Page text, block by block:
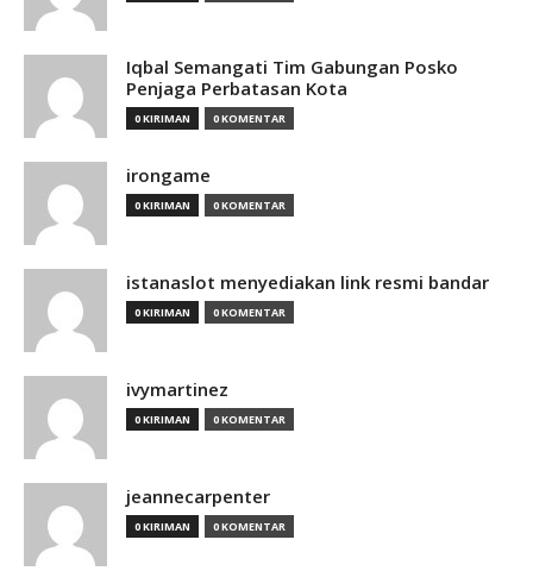
Iqbal Semangati Tim Gabungan Posko
Penjaga Perbatasan Kota
0 KIRIMAN 0 KOMENTAR
irongame
0 KIRIMAN 0 KOMENTAR
istanaslot menyediakan link resmi bandar
0 KIRIMAN 0 KOMENTAR
ivymartinez
0 KIRIMAN 0 KOMENTAR
jeannecarpenter
0 KIRIMAN 0 KOMENTAR